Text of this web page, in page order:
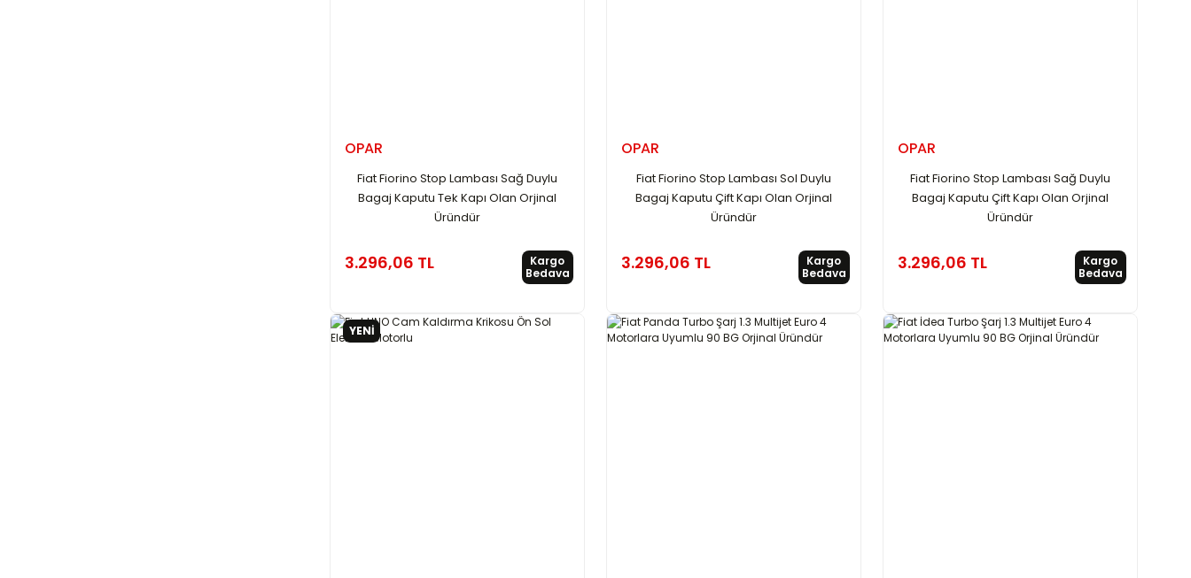
OPAR
Fiat Fiorino Stop Lambası Sağ Duylu
Bagaj Kaputu Tek Kapı Olan Orjinal
Üründür
3.296,06 TL
Kargo
Bedava
OPAR
Fiat Fiorino Stop Lambası Sol Duylu
Bagaj Kaputu Çift Kapı Olan Orjinal
Üründür
3.296,06 TL
Kargo
Bedava
OPAR
Fiat Fiorino Stop Lambası Sağ Duylu
Bagaj Kaputu Çift Kapı Olan Orjinal
Üründür
3.296,06 TL
Kargo
Bedava
YENİ